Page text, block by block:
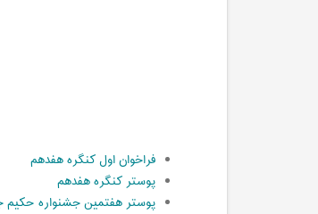
فراخوان اول کنگره هفدهم
پوستر کنگره هفدهم
پوستر هفتمین جشنواره حکیم